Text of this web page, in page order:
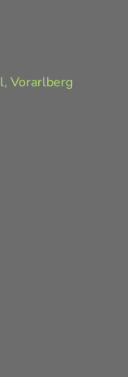
Vorarlberg